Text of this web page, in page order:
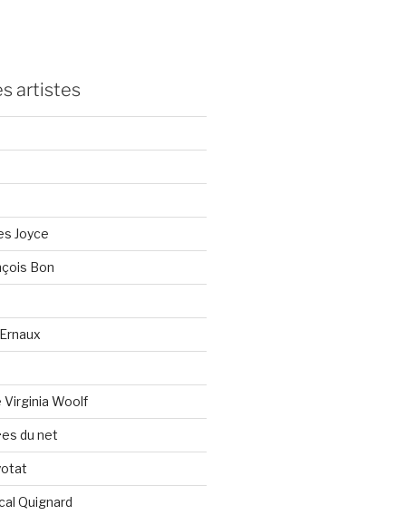
artistes
Joyce
Bon
Virginia Woolf
du net
Quignard